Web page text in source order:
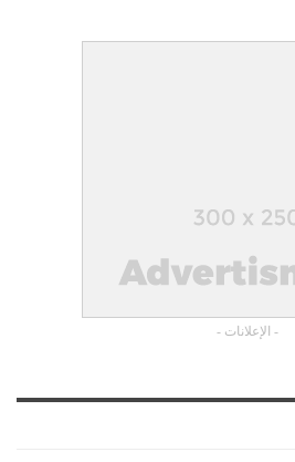
- الإعلانات -